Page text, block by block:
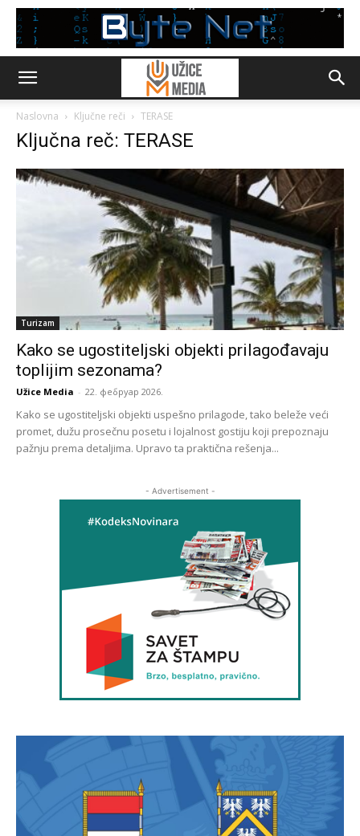
Naslovna Ključne reči TERASE
Ključna reč: TERASE
Turizam
Kako se ugostiteljski objekti prilagođavaju
toplijim sezonama?
Užice Media - 22. фебруар 2026.
Kako se ugostiteljski objekti uspešno prilagode, tako beleže veći
promet, dužu prosečnu posetu i lojalnost gostiju koji prepoznaju
pažnju prema detaljima. Upravo ta praktična rešenja...
- Advertisement -